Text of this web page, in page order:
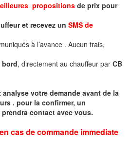
propositions de prix pour
et recevez un SMS de
à l’avance . Aucun frais,
bord, directement au chauffeur par CB
votre demande avant de la
. pour la confirmer, un
contact avec vous.
cas de commande immediate